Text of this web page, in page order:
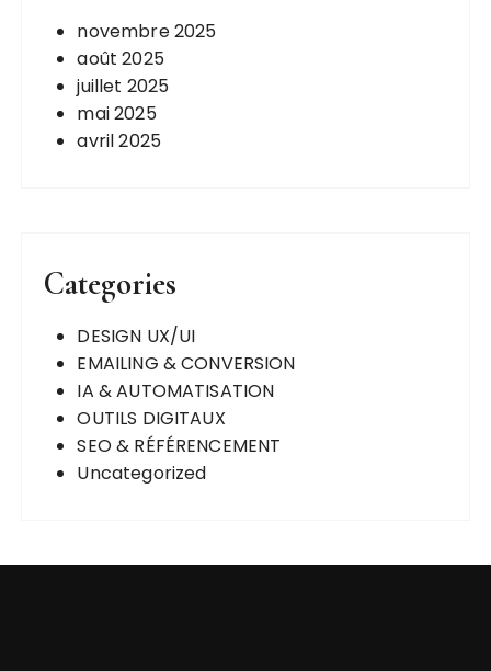
novembre 2025
août 2025
juillet 2025
mai 2025
avril 2025
Categories
DESIGN UX/UI
EMAILING & CONVERSION
IA & AUTOMATISATION
OUTILS DIGITAUX
SEO & RÉFÉRENCEMENT
Uncategorized